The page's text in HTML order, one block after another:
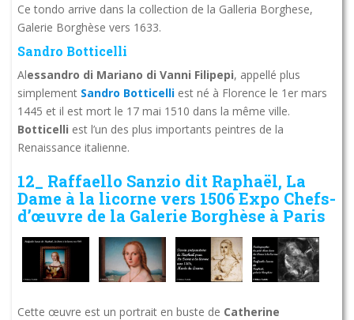
Ce tondo arrive dans la collection de la Galleria Borghese,
Galerie Borghèse vers 1633.
Sandro Botticelli
Alessandro di Mariano di Vanni Filipepi, appellé plus
simplement Sandro Botticelli est né à Florence le 1er mars
1445 et il est mort le 17 mai 1510 dans la même ville.
Botticelli est l’un des plus importants peintres de la
Renaissance italienne.
12_ Raffaello Sanzio dit Raphaël, La
Dame à la licorne vers 1506 Expo Chefs-
d’œuvre de la Galerie Borghèse à Paris
Cette œuvre est un portrait en buste de Catherine